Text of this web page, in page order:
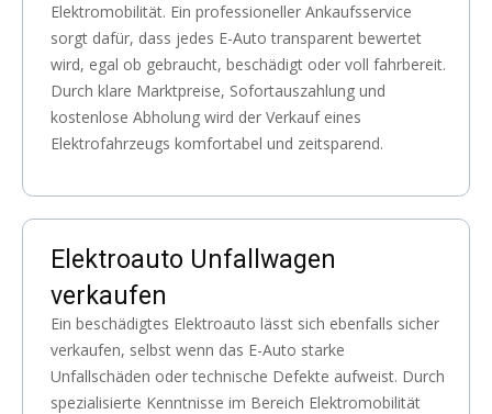
Elektromobilität. Ein professioneller Ankaufsservice
sorgt dafür, dass jedes E-Auto transparent bewertet
wird, egal ob gebraucht, beschädigt oder voll fahrbereit.
Durch klare Marktpreise, Sofortauszahlung und
kostenlose Abholung wird der Verkauf eines
Elektrofahrzeugs komfortabel und zeitsparend.
Elektroauto Unfallwagen
verkaufen
Ein beschädigtes Elektroauto lässt sich ebenfalls sicher
verkaufen, selbst wenn das E-Auto starke
Unfallschäden oder technische Defekte aufweist. Durch
spezialisierte Kenntnisse im Bereich Elektromobilität